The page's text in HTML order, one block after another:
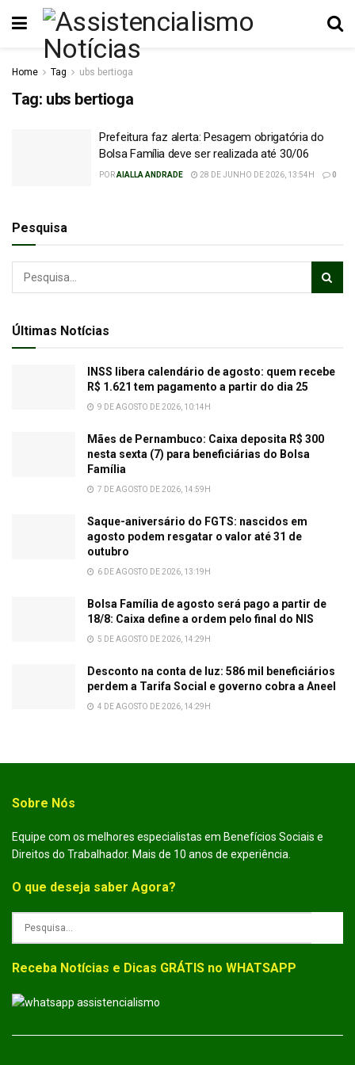
Home Tag ubs bertioga
Tag: ubs bertioga
Prefeitura faz alerta: Pesagem obrigatória do
Bolsa Família deve ser realizada até 30/06
PORAIALLA ANDRADE 28 DE JUNHO DE 2026, 13:54H 0
Pesquisa
Últimas Notícias
INSS libera calendário de agosto: quem recebe
R$ 1.621 tem pagamento a partir do dia 25
9 DE AGOSTO DE 2026, 10:14H
Mães de Pernambuco: Caixa deposita R$ 300
nesta sexta (7) para beneficiárias do Bolsa
Família
7 DE AGOSTO DE 2026, 14:59H
Saque-aniversário do FGTS: nascidos em
agosto podem resgatar o valor até 31 de
outubro
6 DE AGOSTO DE 2026, 13:19H
Bolsa Família de agosto será pago a partir de
18/8: Caixa define a ordem pelo final do NIS
5 DE AGOSTO DE 2026, 14:29H
Desconto na conta de luz: 586 mil beneficiários
perdem a Tarifa Social e governo cobra a Aneel
4 DE AGOSTO DE 2026, 14:29H
Sobre Nós
Equipe com os melhores especialistas em Benefícios Sociais e
Direitos do Trabalhador. Mais de 10 anos de experiência.
O que deseja saber Agora?
Receba Notícias e Dicas GRÁTIS no WHATSAPP